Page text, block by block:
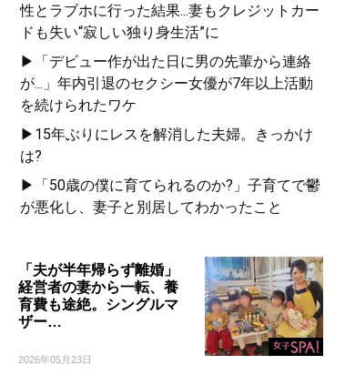
性とラブホに行った結果...妻もクレジットカー
ドも失い“寂しい独り身生活”に
▶「デビュー作が出た日に男の先輩から連絡
が...」年内引退のセクシー女優が7年以上活動
を続けられたワケ
▶15年ぶりにレスを解消した夫婦。きっかけ
は?
▶「50歳の僕に育てられるのか?」子育てで鬱
が悪化し、妻子と別居してわかったこと
「夫が半年帰らず離婚」
経営者の妻から一転、養
育費も途絶。シングルマ
ザー…
2026年05月23日